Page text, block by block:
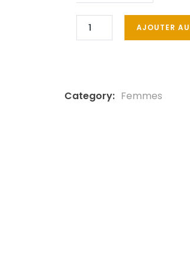
AJOUTER
Category: Femmes